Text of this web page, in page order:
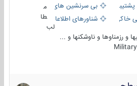
بی سرنشین های دریایی
و نیروبرشناورهای اطلاعاتی و جاسوسی
طا
لب
و رزمناوها و ناوشکنها و ...